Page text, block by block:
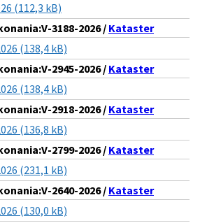
(112,3 kB)
3188-2026 / Kataster
(138,4 kB)
2945-2026 / Kataster
(138,4 kB)
2918-2026 / Kataster
(136,8 kB)
2799-2026 / Kataster
(231,1 kB)
2640-2026 / Kataster
(130,0 kB)